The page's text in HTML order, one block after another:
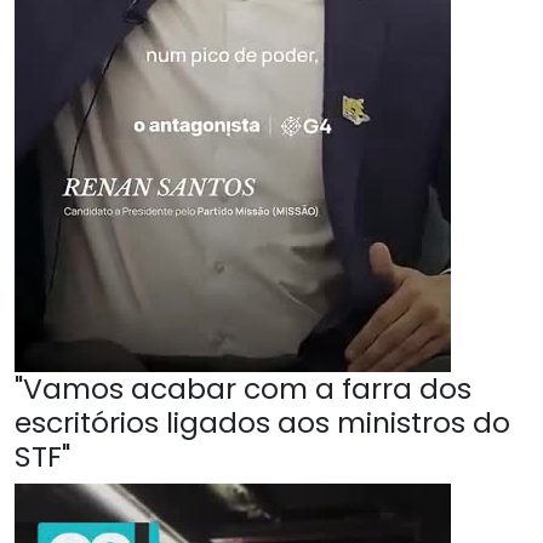
"Vamos acabar com a farra dos
escritórios ligados aos ministros do
STF"